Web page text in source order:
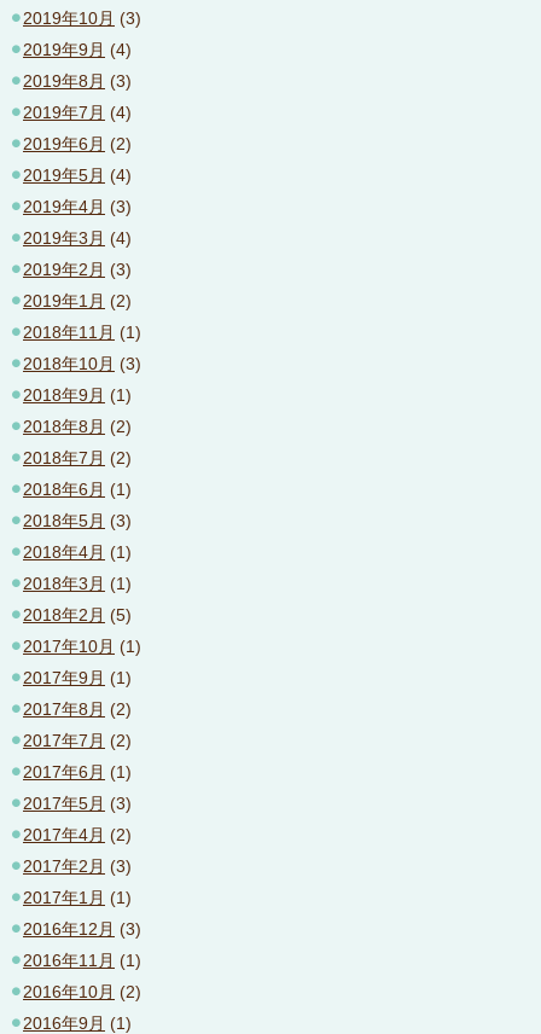
2019年10月 (3)
2019年9月 (4)
2019年8月 (3)
2019年7月 (4)
2019年6月 (2)
2019年5月 (4)
2019年4月 (3)
2019年3月 (4)
2019年2月 (3)
2019年1月 (2)
2018年11月 (1)
2018年10月 (3)
2018年9月 (1)
2018年8月 (2)
2018年7月 (2)
2018年6月 (1)
2018年5月 (3)
2018年4月 (1)
2018年3月 (1)
2018年2月 (5)
2017年10月 (1)
2017年9月 (1)
2017年8月 (2)
2017年7月 (2)
2017年6月 (1)
2017年5月 (3)
2017年4月 (2)
2017年2月 (3)
2017年1月 (1)
2016年12月 (3)
2016年11月 (1)
2016年10月 (2)
2016年9月 (1)